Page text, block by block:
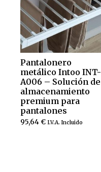
Pantalonero
metálico Intoo INT-
A006 – Solución de
almacenamiento
premium para
pantalones
95,64€ I.V.A. Incluido